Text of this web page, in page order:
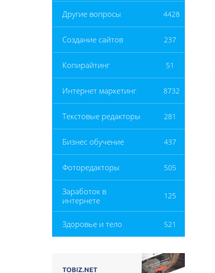
Другие вопросы 4428
Создание сайтов 237
Копирайтинг 51
Интернет маркетинг 8732
Текстовые редакторы 281
Бизнес обучение 437
Фоторедакторы 505
Заработок в
интернете
125
Здоровье и тело 521